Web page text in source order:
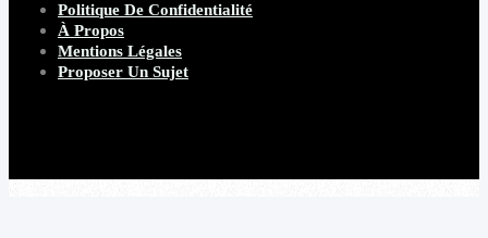
Politique De Confidentialité
À Propos
Mentions Légales
Proposer Un Sujet